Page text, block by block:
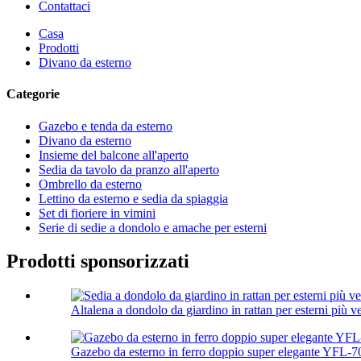
Contattaci
Casa
Prodotti
Divano da esterno
Categorie
Gazebo e tenda da esterno
Divano da esterno
Insieme del balcone all'aperto
Sedia da tavolo da pranzo all'aperto
Ombrello da esterno
Lettino da esterno e sedia da spiaggia
Set di fioriere in vimini
Serie di sedie a dondolo e amache per esterni
Prodotti sponsorizzati
Altalena a dondolo da giardino in rattan per esterni più
Gazebo da esterno in ferro doppio super elegante YFL-